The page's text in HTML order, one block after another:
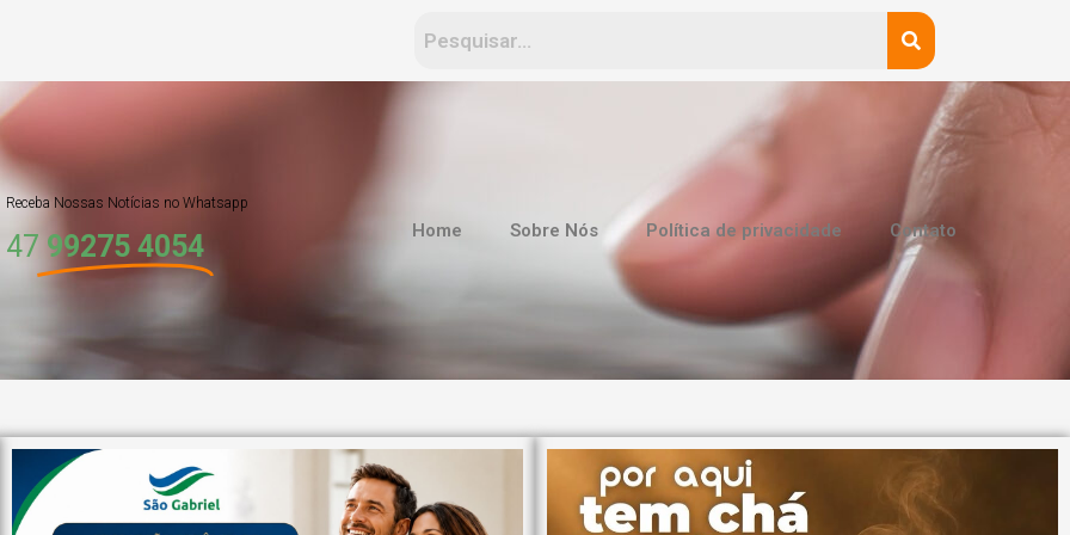
Receba Nossas Notícias no Whatsapp
47 99275 4054 Home Sobre Nós Política de privacidade Contato